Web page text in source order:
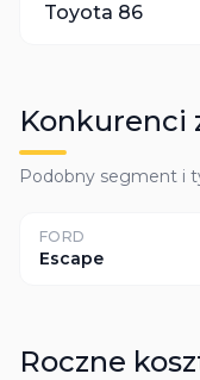
Toyota 86
Konkurenci
Podobny segment i
FORD
Escape
Roczne